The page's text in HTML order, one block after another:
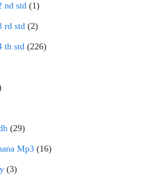
nd std (1)
rd std (2)
th std (226)
(29)
Mp3 (16)
(3)